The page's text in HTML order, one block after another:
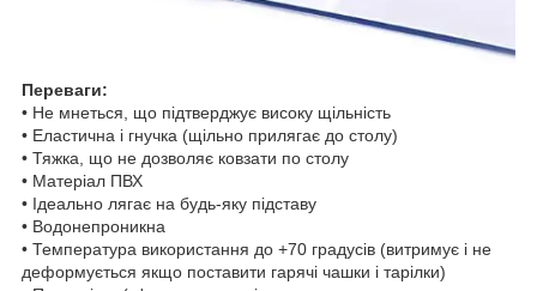
Переваги:
• Не мнеться, що підтверджує високу щільність
• Еластична і гнучка (щільно прилягає до столу)
• Тяжка, що не дозволяє ковзати по столу
• Матеріал ПВХ
• Ідеально лягає на будь-яку підставу
• Водонепроникна
• Температура використання до +70 градусів (витримує і не
деформується якщо поставити гарячі чашки і тарілки)